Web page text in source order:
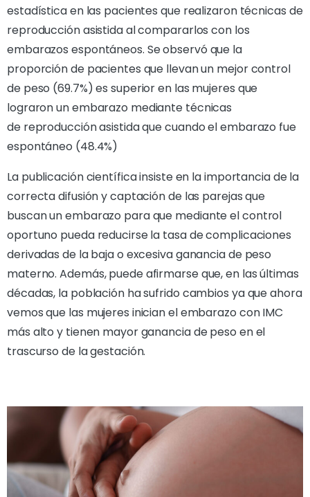
estadística en las pacientes que realizaron técnicas de
reproducción asistida al compararlos con los
embarazos espontáneos. Se observó que la
proporción de pacientes que llevan un mejor control
de peso (69.7%) es superior en las mujeres que
lograron un embarazo mediante técnicas
de reproducción asistida que cuando el embarazo fue
espontáneo (48.4%)
La publicación científica insiste en la importancia de la
correcta difusión y captación de las parejas que
buscan un embarazo para que mediante el control
oportuno pueda reducirse la tasa de complicaciones
derivadas de la baja o excesiva ganancia de peso
materno. Además, puede afirmarse que, en las últimas
décadas, la población ha sufrido cambios ya que ahora
vemos que las mujeres inician el embarazo con IMC
más alto y tienen mayor ganancia de peso en el
trascurso de la gestación.